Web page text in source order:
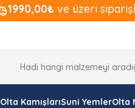
1990,00₺ ve üzeri
Olta KamışlarıSuni YemlerOlta